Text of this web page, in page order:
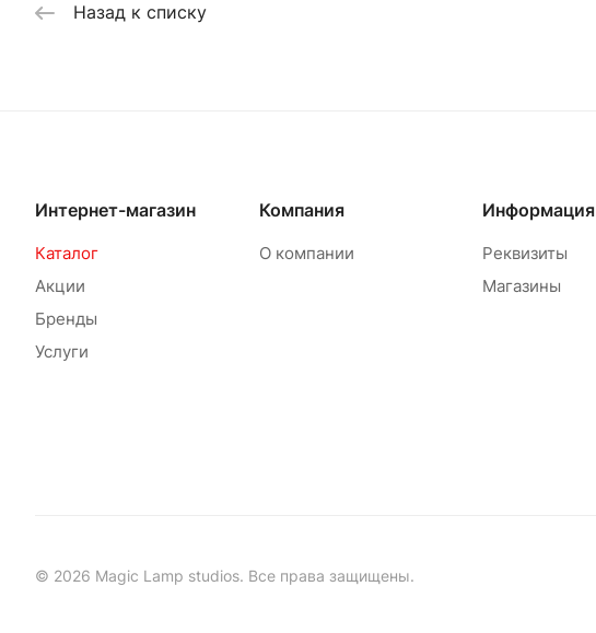
Назад к списку
Интернет-магазин
Каталог
Акции
Бренды
Услуги
Компания
О компании
Информация
Реквизиты
Магазины
© 2026 Magic Lamp studios. Все права защищены.